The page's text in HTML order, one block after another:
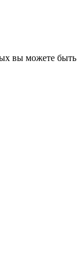
вы можете быть